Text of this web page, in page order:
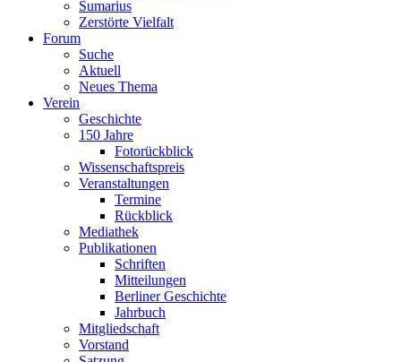
Sumarius
Zerstörte Vielfalt
Forum
Suche
Aktuell
Neues Thema
Verein
Geschichte
150 Jahre
Fotorückblick
Wissenschaftspreis
Veranstaltungen
Termine
Rückblick
Mediathek
Publikationen
Schriften
Mitteilungen
Berliner Geschichte
Jahrbuch
Mitgliedschaft
Vorstand